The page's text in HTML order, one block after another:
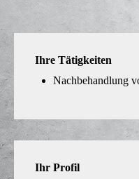
Ihre Tätigkeiten
Nachbehandlung
Ihr Profil